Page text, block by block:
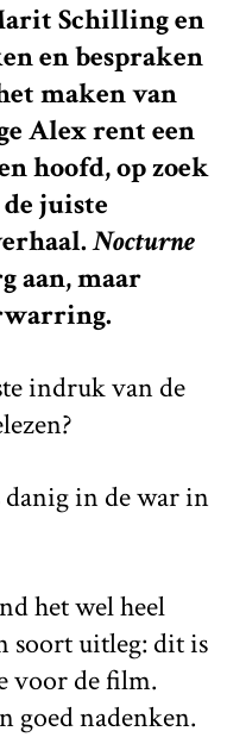
Schilling en
en bespraken
maken van
Alex rent een
hoofd, op zoek
juiste
Nocturne
aan, maar
indruk van de
in de war in
het wel heel
soort uitleg: dit is
voor de film.
goed nadenken.